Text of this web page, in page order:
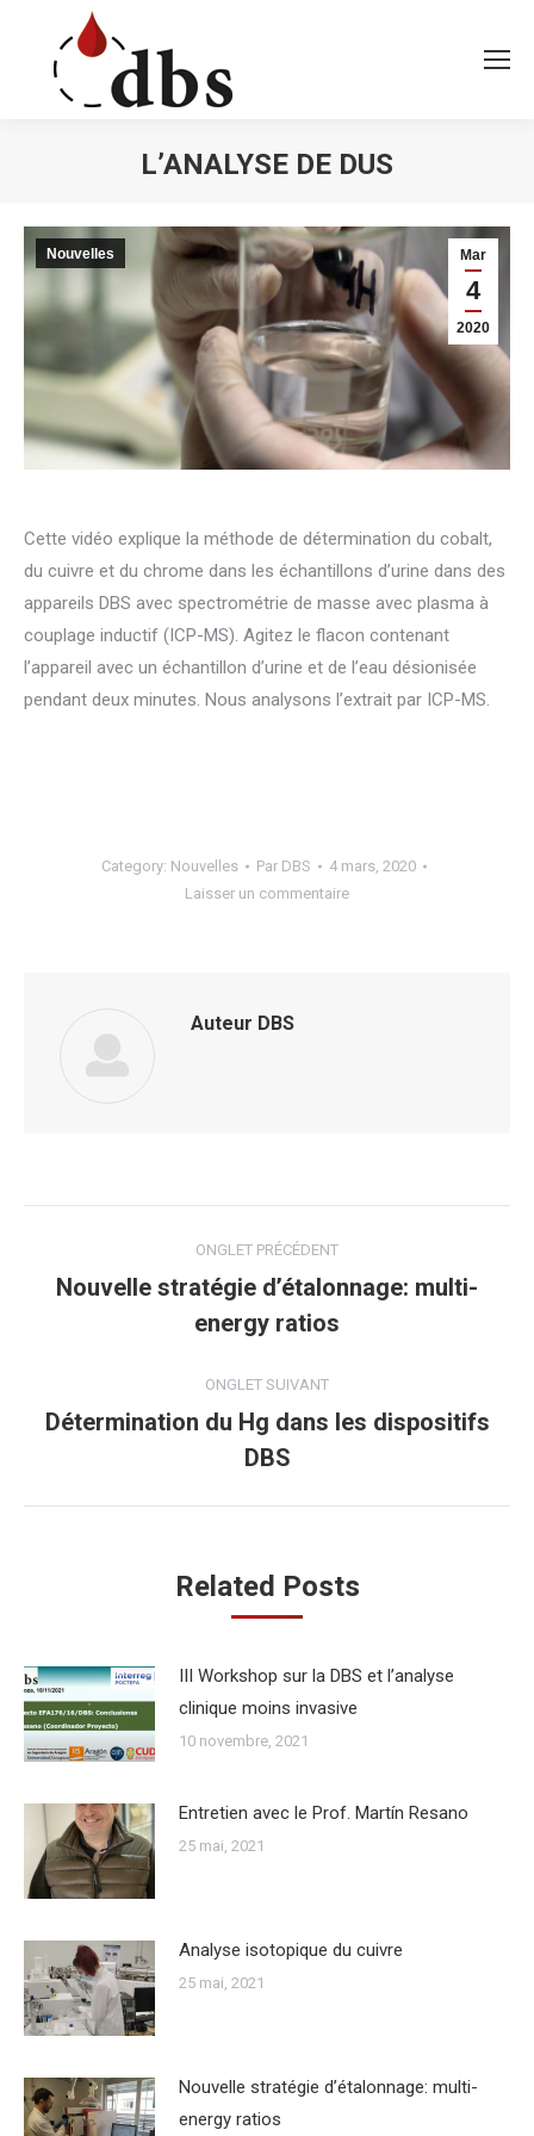
L’ANALYSE DE DUS
Mar
4
2020
Nouvelles
Cette vidéo explique la méthode de détermination du cobalt,
du cuivre et du chrome dans les échantillons d’urine dans des
appareils DBS avec spectrométrie de masse avec plasma à
couplage inductif (ICP-MS). Agitez le flacon contenant
l’appareil avec un échantillon d’urine et de l’eau désionisée
pendant deux minutes. Nous analysons l’extrait par ICP-MS.
Category: Nouvelles Par DBS
4 mars, 2020
Laisser un commentaire
Auteur DBS
de
commentaire
ONGLET PRÉCÉDENT
Onglet
précédent
Nouvelle stratégie d’étalonnage: multi-
energy ratios
ONGLET SUIVANT
Onglet
suivant
Détermination du Hg dans les dispositifs
DBS
Related Posts
III Workshop sur la DBS et l’analyse
clinique moins invasive
10 novembre, 2021
Entretien avec le Prof. Martín Resano
25 mai, 2021
Analyse isotopique du cuivre
25 mai, 2021
Nouvelle stratégie d’étalonnage: multi-
energy ratios